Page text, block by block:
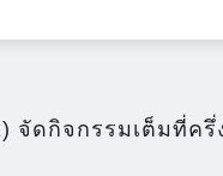
จัดกิจกรรมเต็มที่